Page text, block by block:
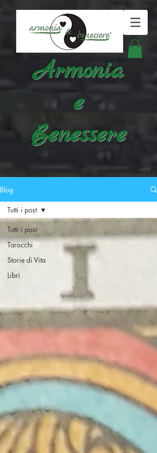
Armonia
e
Benessere
Blog
Tutti i post
Tarocchi
Storie di Vita
Libri
Tutti i post